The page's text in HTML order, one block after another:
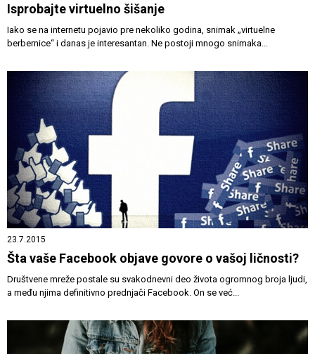
Isprobajte virtuelno šišanje
Iako se na internetu pojavio pre nekoliko godina, snimak „virtuelne
berbernice“ i danas je interesantan. Ne postoji mnogo snimaka...
23.7.2015
Šta vaše Facebook objave govore o vašoj ličnosti?
Društvene mreže postale su svakodnevni deo života ogromnog broja ljudi,
a među njima definitivno prednjači Facebook. On se već...